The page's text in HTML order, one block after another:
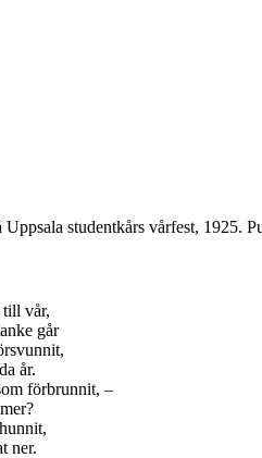
studentkårs vårfest, 1925.
till vår,
går
år.
förbrunnit, –
ner.